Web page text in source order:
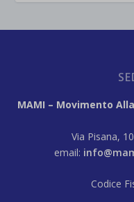
MAMI – Movimento
Via Pisana,
email:
Codice